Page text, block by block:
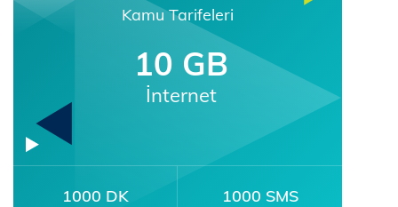
Kamu Tarifeleri
10 GB
İnternet
1000 DK 1000 SMS